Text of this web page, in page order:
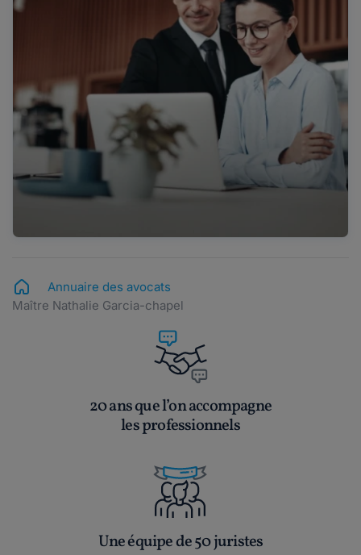
Annuaire des avocats
Maître Nathalie Garcia-chapel
20 ans que l’on accompagne
les professionnels
Une équipe de 50 juristes